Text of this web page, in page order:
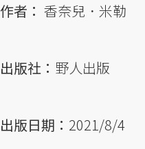
作者： 香奈兒．米勒
出版社： 野人出版
出版日期： 2021/8/4